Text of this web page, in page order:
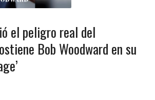
el peligro real del
Bob Woodward en su